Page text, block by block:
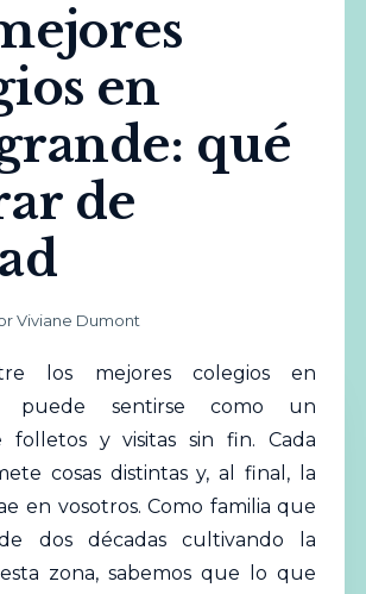
en
qué
de
Viviane Dumont
los mejorescolegios en
puede sentirse como un
folletos y visitas sin fin. Cada
cosas distintas y, al final, la
en vosotros. Como familia que
dos décadas cultivando la
zona, sabemos que lo que